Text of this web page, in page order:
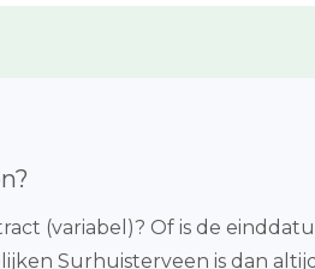
(variabel)? Of is de
Surhuisterveen is dan